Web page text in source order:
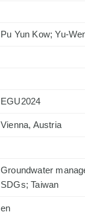
Pu Yun Kow; Yu-
EGU2024
Vienna, Austria
Groundwater
SDGs; Taiwan
en